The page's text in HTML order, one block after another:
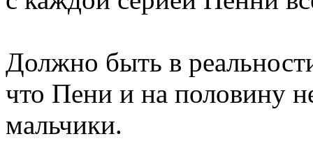
Должно быть в
что Пени и на половину
мальчики.